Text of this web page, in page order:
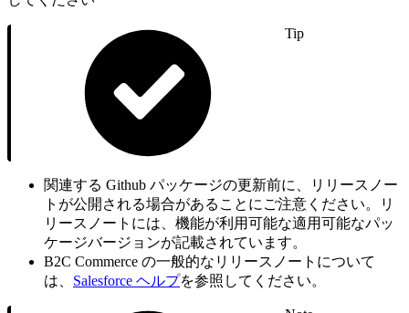
Tip
関連する Github パッケージの更新前に、リリースノー
トが公開される場合があることにご注意ください。リ
リースノートには、機能が利用可能な適用可能なパッ
ケージバージョンが記載されています。
B2C Commerce の一般的なリリースノートについて
は、 Salesforce ヘルプを参照してください。